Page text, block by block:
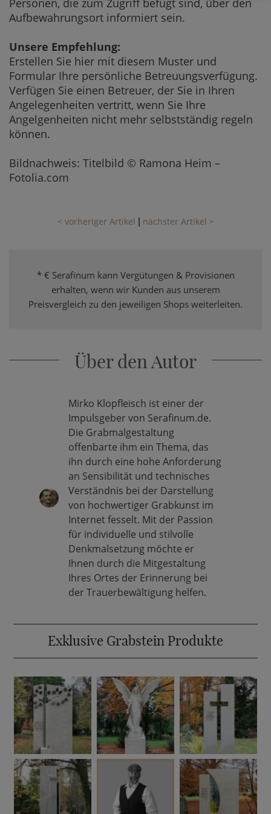
Personen, die zum Zugriff befugt sind, über den
Aufbewahrungsort informiert sein.
Unsere Empfehlung:
Erstellen Sie hier mit diesem Muster und
Formular Ihre persönliche Betreuungsverfügung.
Verfügen Sie einen Betreuer, der Sie in Ihren
Angelegenheiten vertritt, wenn Sie Ihre
Angelgenheiten nicht mehr selbstständig regeln
können.
Bildnachweis: Titelbild © Ramona Heim –
Fotolia.com
< vorheriger Artikel nächster Artikel >
* € Serafinum kann Vergütungen & Provisionen
erhalten, wenn wir Kunden aus unserem
Preisvergleich zu den jeweiligen Shops weiterleiten.
Über den Autor
Mirko Klopfleisch ist einer der
Impulsgeber von Serafinum.de.
Die Grabmalgestaltung
offenbarte ihm ein Thema, das
ihn durch eine hohe Anforderung
an Sensibilität und technisches
Verständnis bei der Darstellung
von hochwertiger Grabkunst im
Internet fesselt. Mit der Passion
für individuelle und stilvolle
Denkmalsetzung möchte er
Ihnen durch die Mitgestaltung
Ihres Ortes der Erinnerung bei
der Trauerbewältigung helfen.
Exklusive Grabstein Produkte